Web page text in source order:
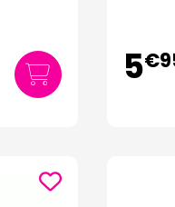
5€